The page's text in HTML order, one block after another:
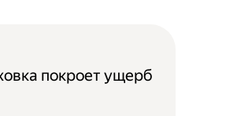
покроет ущерб